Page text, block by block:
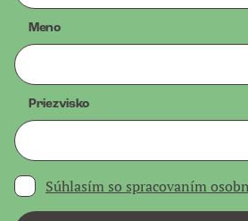
Meno
Priezvisko
Súhlasím so spracovaním